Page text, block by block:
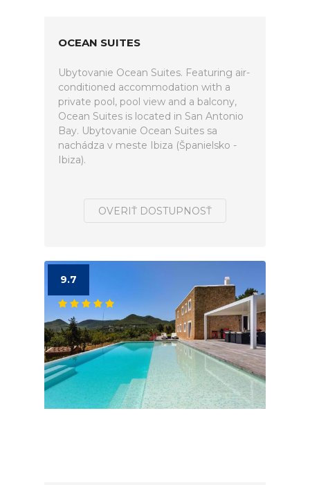
OCEAN SUITES
Ubytovanie Ocean Suites. Featuring air-
conditioned accommodation with a
private pool, pool view and a balcony,
Ocean Suites is located in San Antonio
Bay. Ubytovanie Ocean Suites sa
nachádza v meste Ibiza (Španielsko -
Ibiza).
OVERIŤ DOSTUPNOSŤ
9.7